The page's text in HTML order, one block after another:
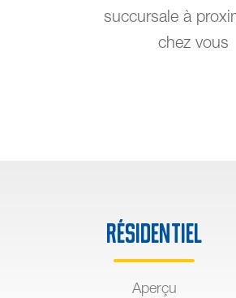
succursale à
chez vous
Résidentiel
Aperçu